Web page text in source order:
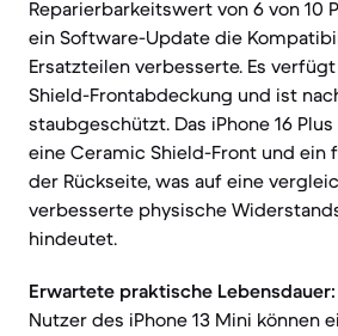
Reparierbarkeitswert von 6 von 10
ein Software-Update die
Ersatzteilen verbesserte. Es
Shield-Frontabdeckung und ist
staubgeschützt. Das iPhone 16
eine Ceramic Shield-Front und ein
der Rückseite, was auf eine
verbesserte physische
hindeutet.
Erwartete praktische Lebensdauer:
Nutzer des iPhone 13 Mini können